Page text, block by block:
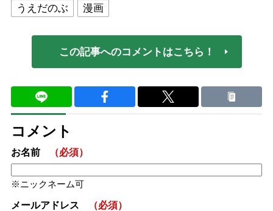
うえだのぶ
漫画
この記事へのコメントはこちら！
コメント
お名前 （必須）
ニックネーム可
メールアドレス （必須）